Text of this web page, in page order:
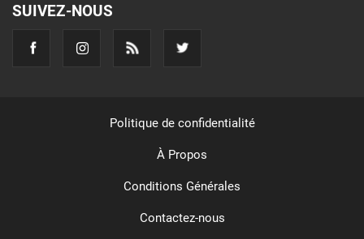
SUIVEZ-NOUS
Politique de confidentialité
À Propos
Conditions Générales
Contactez-nous